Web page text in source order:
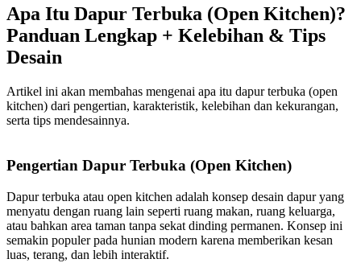
Apa Itu Dapur Terbuka (Open Kitchen)?
Panduan Lengkap + Kelebihan & Tips
Desain
Artikel ini akan membahas mengenai apa itu dapur terbuka (open
kitchen) dari pengertian, karakteristik, kelebihan dan kekurangan,
serta tips mendesainnya.
Pengertian Dapur Terbuka (Open Kitchen)
Dapur terbuka atau open kitchen adalah konsep desain dapur yang
menyatu dengan ruang lain seperti ruang makan, ruang keluarga,
atau bahkan area taman tanpa sekat dinding permanen. Konsep ini
semakin populer pada hunian modern karena memberikan kesan
luas, terang, dan lebih interaktif.